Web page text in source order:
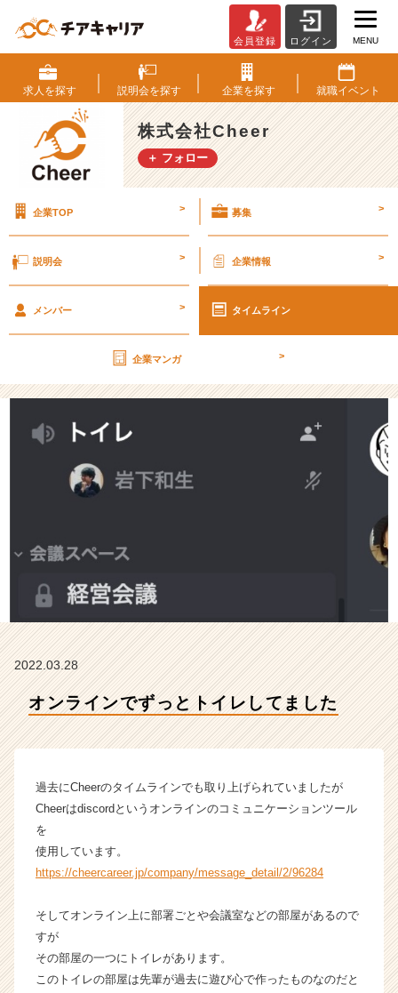
ン
ラ
イ
ン
で
ず
イ
て
【株
式
会
e
ム
ラ
イ
ン
チ
長
企
ら
カ
ウ
が
届
会員登録 ログイン MENU
求人を探す 説明会を探す 企業を探す 就職イベント
株式会社Cheer
＋ フォロー
企業TOP > 募集 >
説明会 > 企業情報 >
メンバー > タイムライン
企業マンガ >
2022.03.28
オンラインでずっとトイレしてました
過去にCheerのタイムラインでも取り上げられていましたが
Cheerはdiscordというオンラインのコミュニケーションツール
を
使用しています。
https://cheercareer.jp/company/message_detail/2/96284
そしてオンライン上に部署ごとや会議室などの部屋があるので
すが
その部屋の一つにトイレがあります。
このトイレの部屋は先輩が過去に遊び心で作ったものなのだと